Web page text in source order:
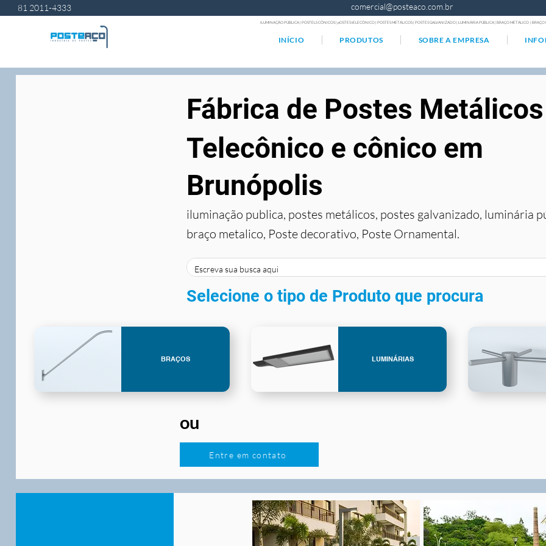
81 2011-4333 comercial@posteaco.com.br
ILUMINAÇÃO PÚBLICA | POSTELS CÔNICOS | pOSTES tELECÔNICO | POSTES METÁLICOS | POSTES GALVANIZADO | LUMINÁRIA PÚBLICA | BRAÇO METÁLICO |
INÍCIO PRODUTOS SOBRE A EMPRESA
Brunópolis
Fábrica de Postes Metálicos
Telecônico e cônico em
iluminação publica, postes metálicos, postes galvanizado, luminária
braço metalico, Poste decorativo, Poste Ornamental.
Selecione o tipo de Produto que procura
BRAÇOS LUMINÁRIAS
ou
Entre em contato